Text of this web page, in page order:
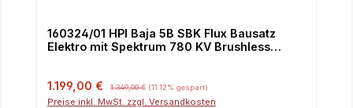
160324/01 HPI Baja 5B SBK Flux Bausatz
Elektro mit Spektrum 780 KV Brushless
Verkaufspreis:
1.199,00 € 1.349,00 € (11.12% gespart)
Preise inkl. MwSt. zzgl. Versandkosten